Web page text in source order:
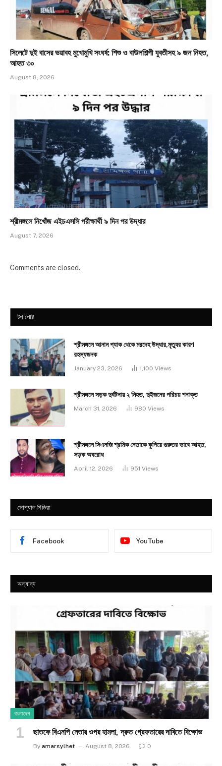
সিলেটে দুই বাসের ভয়াবহ মুখোমুখি সংঘর্ষ: শিশু ও বাউলশিল্পী যুবতীসহ ৯ জন নিহত,
আহত ৩০
August 8, 2026
শ্রীমঙ্গলে নিখোঁজ এইচএসসি পরীক্ষার্থী ৯ দিন পর উদ্ধার
August 7, 2026
Comments are closed.
টপ পোষ্ট
শ্রীমঙ্গলে আনান প্যাক থেকে মরদেহ উদ্ধার,মৃত্যুর কারণ
রহস্যজনক
January 23, 2026 1,100 Views
শ্রীমঙ্গলে সড়ক দুর্ঘটনায় ২ নিহত, দুইজনের পরিচয় শনাক্ত
March 31, 2026 980 Views
শ্রীমঙ্গলে সিএনজি শ্রমিক নেতাকে কুপিয়ে গুরুতর ভাবে আহত,
সড়ক অবরোধ
April 12, 2026 951 Views
সোশ্যাল মিডিয়া
Facebook YouTube
অন্যান্য
বাংলাদেশ
ছাতকে বিএনপি নেতার ওপর হামলা, দ্রুত গ্রেফতারের দাবিতে বিক্ষোভ
By amarsylhet August 8, 2026 0